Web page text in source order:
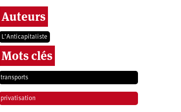
Auteurs
L’Anticapitaliste
Mots clés
transports
privatisation